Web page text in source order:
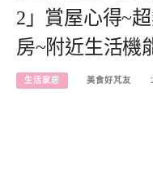
2」賞屋心得~
房~附近生活機
生活家居 美食好芃友